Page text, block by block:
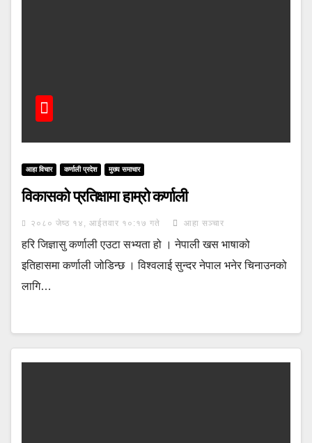
आहा विचार कर्णाली प्रदेश मुख्य समाचार
विकासको प्रतिक्षामा हाम्रो कर्णाली
२०८० जेष्ठ १४, आईतवार १०:१७ गते आहा सञ्चार
हरि जिज्ञासु कर्णाली एउटा सभ्यता हो । नेपाली खस भाषाको
इतिहासमा कर्णाली जोडिन्छ । विश्वलाई सुन्दर नेपाल भनेर चिनाउनको
लागि…